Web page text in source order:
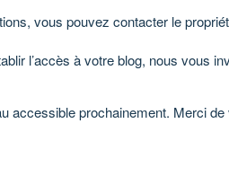
vous pouvez contacter le
l’accès à votre blog, nous vous
accessible prochainement. Merci de